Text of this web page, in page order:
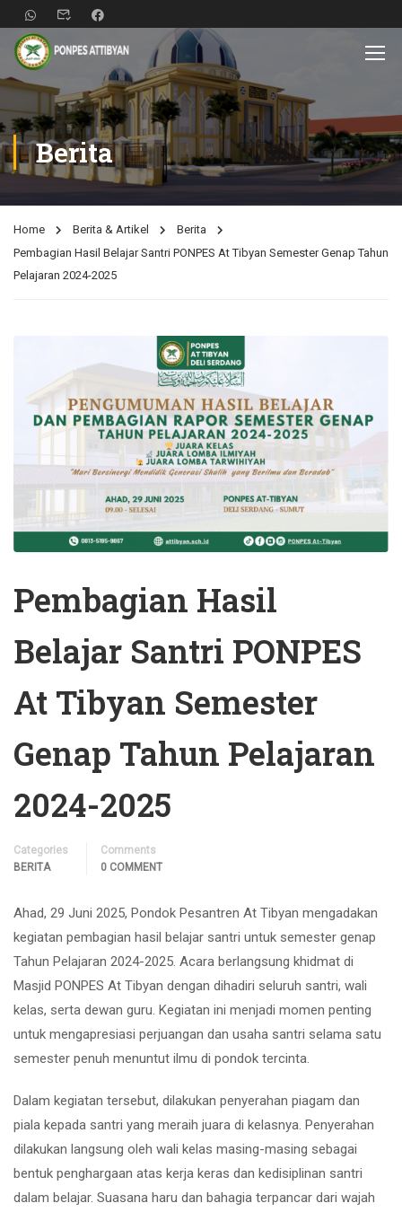
Berita
Home Berita & Artikel
Berita
Pembagian Hasil Belajar Santri PONPES At Tibyan Semester Genap Tahun
Pelajaran 2024-2025
Pembagian Hasil
Belajar Santri PONPES
At Tibyan Semester
Genap Tahun Pelajaran
2024-2025
Categories
BERITA
Comments
0 COMMENT
Ahad, 29 Juni 2025, Pondok Pesantren At Tibyan mengadakan
kegiatan pembagian hasil belajar santri untuk semester genap
Tahun Pelajaran 2024-2025. Acara berlangsung khidmat di
Masjid PONPES At Tibyan dengan dihadiri seluruh santri, wali
kelas, serta dewan guru. Kegiatan ini menjadi momen penting
untuk mengapresiasi perjuangan dan usaha santri selama satu
semester penuh menuntut ilmu di pondok tercinta.
Dalam kegiatan tersebut, dilakukan penyerahan piagam dan
piala kepada santri yang meraih juara di kelasnya. Penyerahan
dilakukan langsung oleh wali kelas masing-masing sebagai
bentuk penghargaan atas kerja keras dan kedisiplinan santri
dalam belajar. Suasana haru dan bahagia terpancar dari wajah